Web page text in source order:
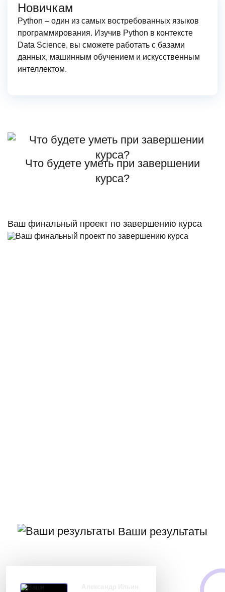
Новичкам
Python – один из самых востребованных языков
программирования. Изучив Python в контексте
Data Science, вы сможете работать с базами
данных, машинным обучением и искусственным
интеллектом.
Что будете уметь при завершении
курса?
Ваш финальный проект по завершению курса
Ваши результаты